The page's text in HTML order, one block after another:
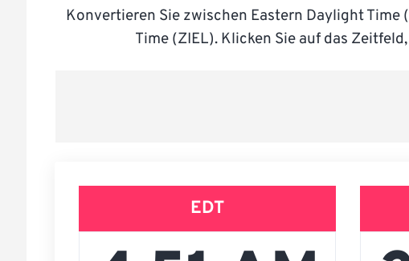
Konvertieren Sie zwischen Eastern Daylight Time
Time (ZIEL). Klicken Sie auf das
EDT